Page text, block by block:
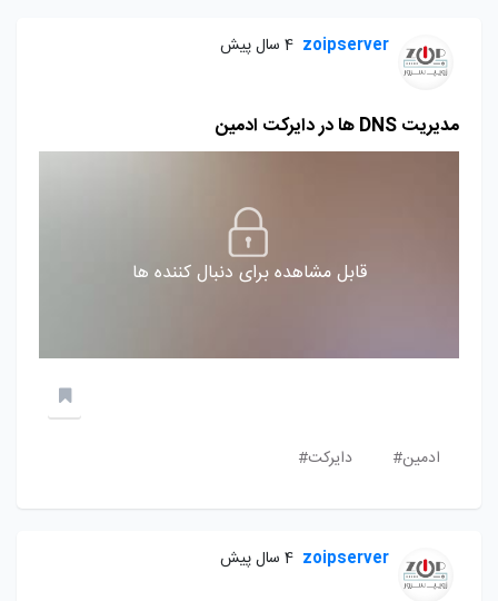
zoipserver 4 سال پیش
مدیریت DNS ها در دایرکت ادمین
قابل مشاهده برای دنبال کننده ها
ادمین# دایرکت#
zoipserver 4 سال پیش